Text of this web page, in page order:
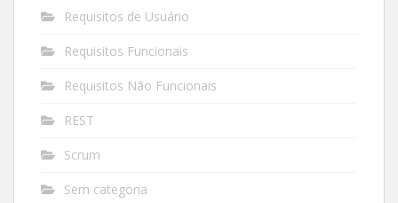
Requisitos de Usuário
Requisitos Funcionais
Requisitos Não Funcionais
REST
Scrum
Sem categoria